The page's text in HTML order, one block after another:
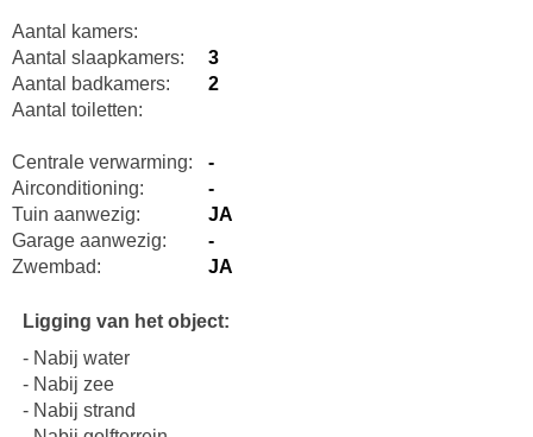
Aantal kamers:
Aantal slaapkamers:
3
Aantal badkamers:
2
Aantal toiletten:
Centrale verwarming:
-
Airconditioning:
-
Tuin aanwezig:
JA
Garage aanwezig:
-
Zwembad:
JA
Ligging van het object:
- Nabij water
- Nabij zee
- Nabij strand